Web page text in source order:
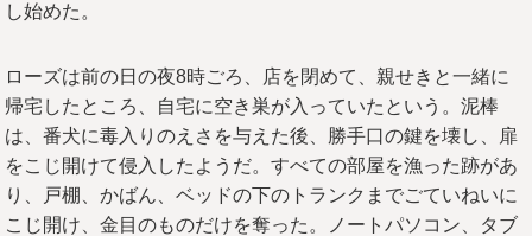
し始めた。
ローズは前の日の夜8時ごろ、店を閉めて、親せきと一緒に
帰宅したところ、自宅に空き巣が入っていたという。泥棒
は、番犬に毒入りのえさを与えた後、勝手口の鍵を壊し、扉
をこじ開けて侵入したようだ。すべての部屋を漁った跡があ
り、戸棚、かばん、ベッドの下のトランクまでごていねいに
こじ開け、金目のものだけを奪った。ノートパソコン、タブ